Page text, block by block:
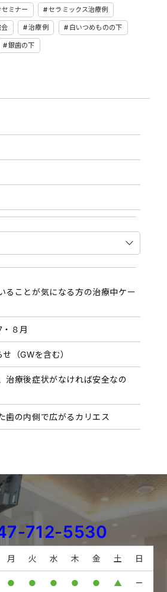
セミナー セラミックス治療例
治療例 白いつめものの下
銀歯の下
ることが気になる方の治療中ケー
８月
（GWを含む）
治療後症状がなければ安全なの
歯の内側で広がるカリエス
712-5530
月 火 水 木 金 土 日
● ● ● ● ● ▲ －